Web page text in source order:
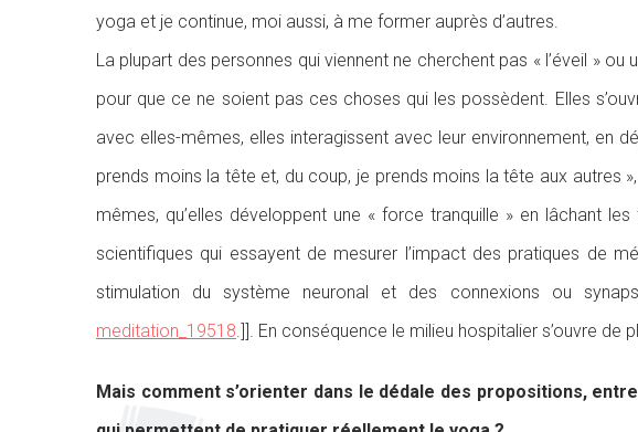
yoga et je continue, moi aussi, à me former auprès d’autres.
La plupart des personnes qui viennent ne cherchent pas « l’éveil »
pour que ce ne soient pas ces choses qui les possèdent. Elles
avec elles-mêmes, elles interagissent avec leur environnement, en
prends moins la tête et, du coup, je prends moins la tête aux autres
mêmes, qu’elles développent une « force tranquille » en lâchant
scientifiques qui essayent de mesurer l’impact des pratiques de
stimulation du système neuronal et des connexions ou
meditation_19518.]]. En conséquence le milieu hospitalier s’ouvre de
Mais comment s’orienter dans le dédale des propositions,